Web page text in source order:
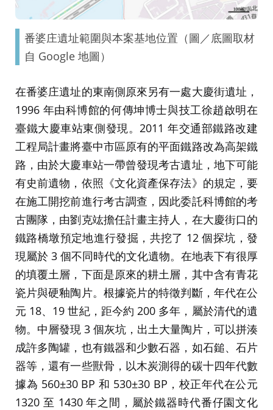
番婆庄遺址範圍與本案基地位置（圖／底圖取材
自 Google 地圖）
在番婆庄遺址的東南側原來另有一處大慶街遺址，
1996 年由科博館的何傳坤博士與技工徐趙啟明在
臺鐵大慶車站東側發現。2011 年交通部鐵路改建
工程局計畫將臺中市區原有的平面鐵路改為高架鐵
路，由於大慶車站一帶曾發現考古遺址，地下可能
有史前遺物，依照《文化資產保存法》的規定，要
在施工開挖前進行考古調查，因此委託科博館的考
古團隊，由劉克竑擔任計畫主持人，在大慶街口的
鐵路橋墩預定地進行發掘，共挖了 12 個探坑，發
現屬於 3 個不同時代的文化遺物。在地表下有很厚
的填覆土層，下面是原來的耕土層，其中含有青花
瓷片與硬釉陶片。根據瓷片的特徵判斷，年代在公
元 18、19 世紀，距今約 200 多年，屬於清代的遺
物。中層發現 3 個灰坑，出土大量陶片，可以拼湊
成許多陶罐，也有鐵器和少數石器，如石鎚、石片
器等，還有一些獸骨，以木炭測得的碳十四年代數
據為 560±30 BP 和 530±30 BP，校正年代在公元
1320 至 1430 年之間，屬於鐵器時代番仔園文化